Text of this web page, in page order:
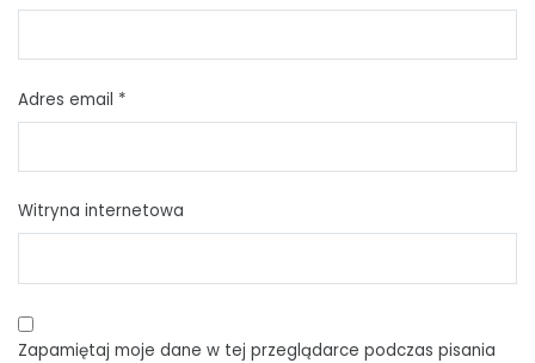
Adres email *
Witryna internetowa
Zapamiętaj moje dane w tej przeglądarce podczas pisania